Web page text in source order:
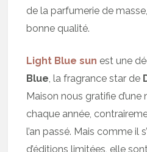
de la parfumerie de
bonne qualité.
Light Blue sun est une
Blue, la fragrance star de
Maison nous gratifie
chaque année,
l’an passé. Mais comme il
d’éditions limitées, elle